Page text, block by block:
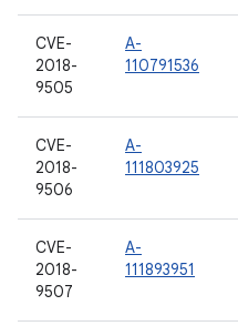
CVE-
2018-
9505
A-
110791536
CVE-
2018-
9506
A-
111803925
CVE-
2018-
9507
A-
111893951